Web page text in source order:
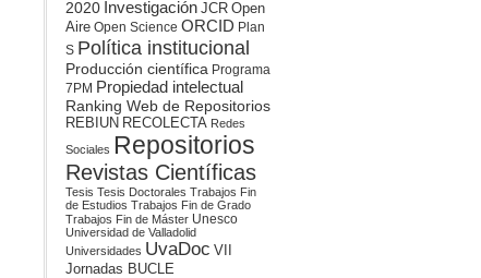
2020 Investigación JCR Open
Aire Open Science ORCID Plan
S Política institucional
Producción científica Programa
7PM Propiedad intelectual
Ranking Web de Repositorios
REBIUN RECOLECTA Redes
Sociales Repositorios
Revistas Científicas
Tesis Tesis Doctorales Trabajos Fin
de Estudios Trabajos Fin de Grado
Trabajos Fin de Máster Unesco
Universidad de Valladolid
Universidades UvaDoc VII
Jornadas BUCLE